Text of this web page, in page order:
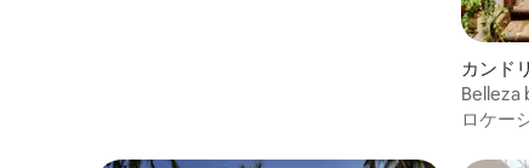
カンド
Belleza
プール
ロケー